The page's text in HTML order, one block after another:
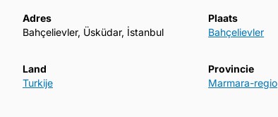
Adres
Bahçelievler, Üsküdar, İstanbul
Plaats
Bahçelievler
Land
Turkije
Provincie
Marmara-regio